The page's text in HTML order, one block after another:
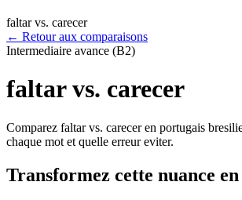
faltar vs. carecer
← Retour aux comparaisons
Intermediaire avance (B2)
faltar vs. carecer
Comparez faltar vs. carecer en portugais
chaque mot et quelle erreur eviter.
Transformez cette nuance